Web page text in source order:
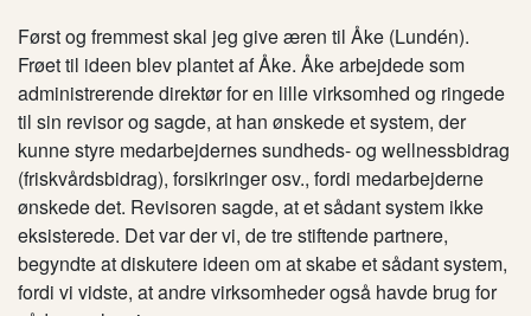
Først og fremmest skal jeg give æren til Åke (Lundén).
Frøet til ideen blev plantet af Åke. Åke arbejdede som
administrerende direktør for en lille virksomhed og ringede
til sin revisor og sagde, at han ønskede et system, der
kunne styre medarbejdernes sundheds- og wellnessbidrag
(friskvårdsbidrag), forsikringer osv., fordi medarbejderne
ønskede det. Revisoren sagde, at et sådant system ikke
eksisterede. Det var der vi, de tre stiftende partnere,
begyndte at diskutere ideen om at skabe et sådant system,
fordi vi vidste, at andre virksomheder også havde brug for